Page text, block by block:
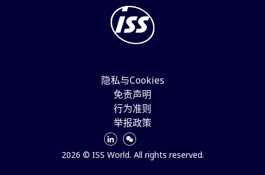
2026 © ISS World. All rights reserved.
隐私与Cookies
免责声明
行为准则
举报政策